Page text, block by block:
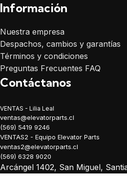
Información
Nuestra empresa
Despachos, cambios y garantías
Términos y condiciones
Preguntas Frecuentes FAQ
Contáctanos
VENTAS - Lilia Leal
ventas@elevatorparts.cl
(569) 5419 9246
VENTAS2 - Equipo Elevator Parts
ventas2@elevatorparts.cl
(569) 6328 9020
Arcángel 1402, San Miguel,